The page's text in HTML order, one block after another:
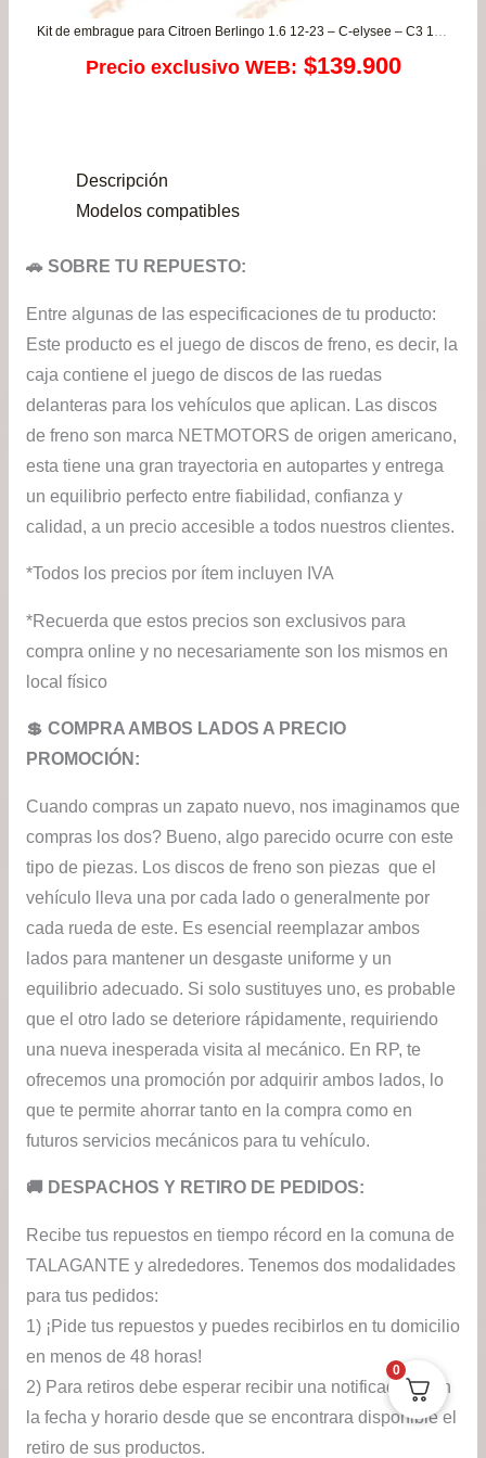
Kit de embrague para Citroen Berlingo 1.6 12-23 – C-elysee – C3 1.6 – Jumpy / Peugeot 2008 1.6 – 208 1.6 – 301 1.6 – 308 – Expert 1.6 – Partner 1.6 – Rifter K9
Precio exclusivo WEB: $139.900
Descripción
Modelos compatibles
🚗 SOBRE TU REPUESTO:
Entre algunas de las especificaciones de tu producto:
Este producto es el juego de discos de freno, es decir, la
caja contiene el juego de discos de las ruedas
delanteras para los vehículos que aplican. Las discos
de freno son marca NETMOTORS de origen americano,
esta tiene una gran trayectoria en autopartes y entrega
un equilibrio perfecto entre fiabilidad, confianza y
calidad, a un precio accesible a todos nuestros clientes.
*Todos los precios por ítem incluyen IVA
*Recuerda que estos precios son exclusivos para
compra online y no necesariamente son los mismos en
local físico
💲​ COMPRA AMBOS LADOS A PRECIO
PROMOCIÓN:
Cuando compras un zapato nuevo, nos imaginamos que
compras los dos? Bueno, algo parecido ocurre con este
tipo de piezas. Los discos de freno son piezas que el
vehículo lleva una por cada lado o generalmente por
cada rueda de este. Es esencial reemplazar ambos
lados para mantener un desgaste uniforme y un
equilibrio adecuado. Si solo sustituyes uno, es probable
que el otro lado se deteriore rápidamente, requiriendo
una nueva inesperada visita al mecánico. En RP, te
ofrecemos una promoción por adquirir ambos lados, lo
que te permite ahorrar tanto en la compra como en
futuros servicios mecánicos para tu vehículo.
​🚚​ DESPACHOS Y RETIRO DE PEDIDOS:
Recibe tus repuestos en tiempo récord en la comuna de
TALAGANTE y alrededores. Tenemos dos modalidades
para tus pedidos:
1) ¡Pide tus repuestos y puedes recibirlos en tu domicilio
en menos de 48 horas!
2) Para retiros debe esperar recibir una notificación con
la fecha y horario desde que se encontrara disponible el
retiro de sus productos.
0